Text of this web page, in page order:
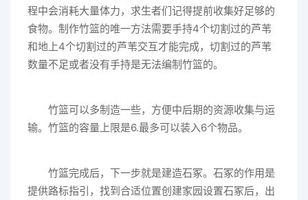
程中会消耗大量体力，求生者们记得提前收集好足够的
食物。制作竹篮的唯一方法需要手持4个切割过的芦苇
和地上4个切割过的芦苇交互才能完成，切割过的芦苇
数量不足或者没有手持是无法编制竹篮的。
竹篮可以多制造一些，方便中后期的资源收集与运
输。竹篮的容量上限是6.最多可以装入6个物品。
竹篮完成后，下一步就是建造石冢。石冢的作用是
提供路标指引，找到合适位置创建家园设置石冢后，出